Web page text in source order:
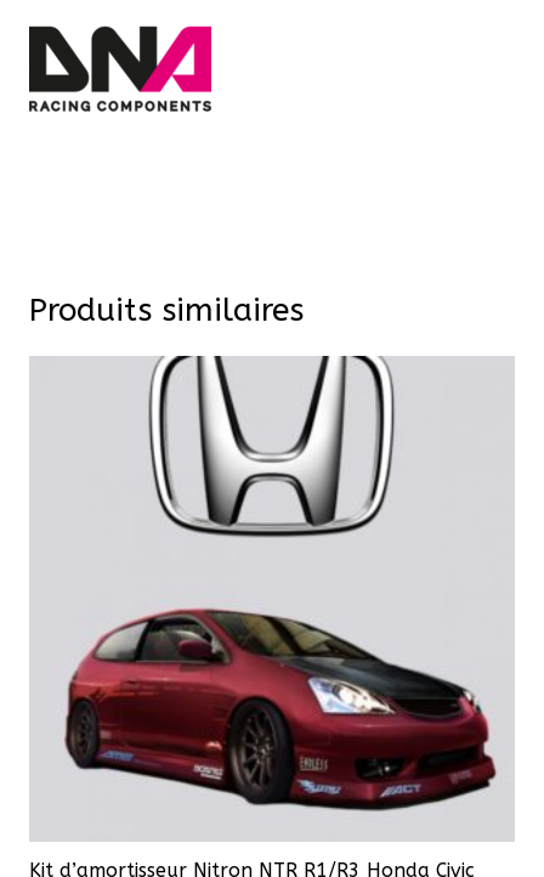
Produits similaires
Kit d’amortisseur Nitron NTR R1/R3 Honda Civic